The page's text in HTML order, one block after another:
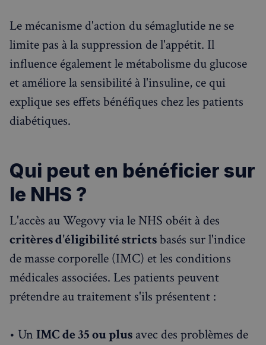
Le mécanisme d'action du sémaglutide ne se
limite pas à la suppression de l'appétit. Il
influence également le métabolisme du glucose
et améliore la sensibilité à l'insuline, ce qui
explique ses effets bénéfiques chez les patients
diabétiques.
Qui peut en bénéficier sur
le NHS ?
L'accès au Wegovy via le NHS obéit à des
critères d'éligibilité strictsbasés sur l'indice
de masse corporelle (IMC) et les conditions
médicales associées. Les patients peuvent
prétendre au traitement s'ils présentent :
• Un IMC de 35 ou plus avec des problèmes de